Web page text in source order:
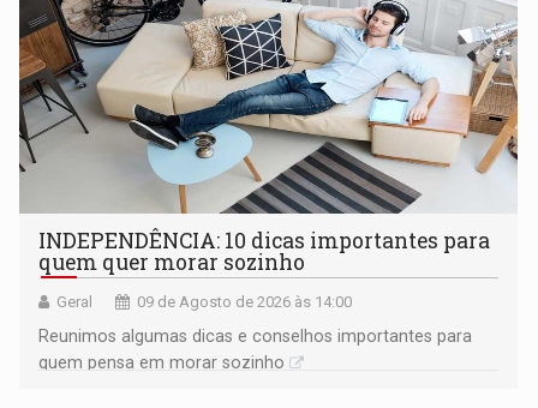
INDEPENDÊNCIA: 10 dicas importantes para
quem quer morar sozinho
Geral 09 de Agosto de 2026 às 14:00
Reunimos algumas dicas e conselhos importantes para
quem pensa em morar sozinho